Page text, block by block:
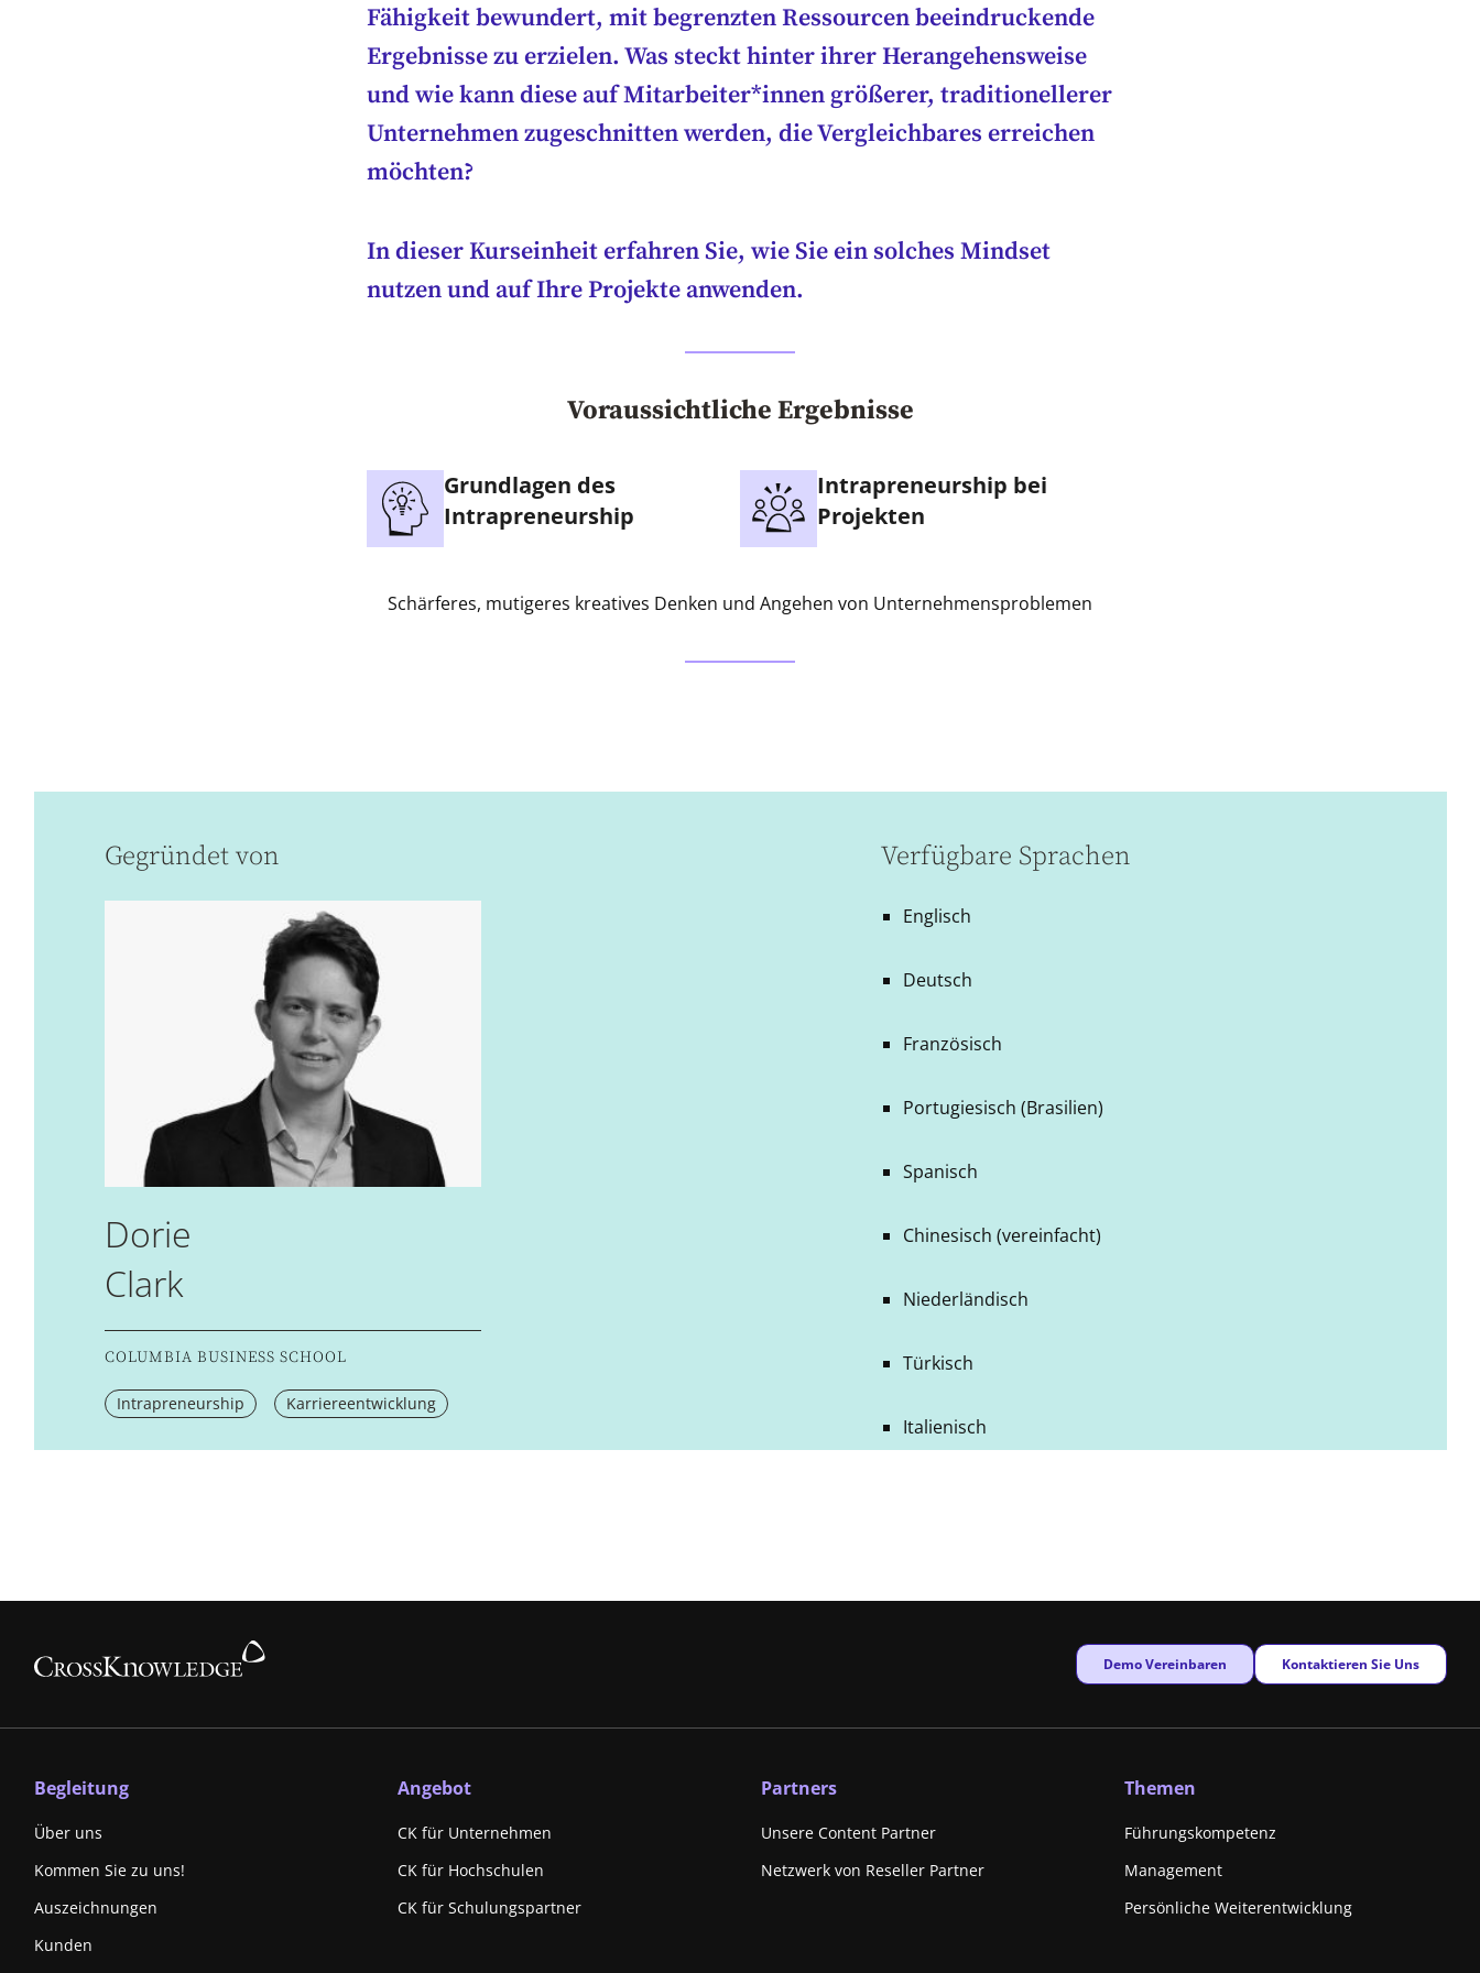
Fähigkeit bewundert, mit begrenzten Ressourcen beeindruckende
Ergebnisse zu erzielen. Was steckt hinter ihrer Herangehensweise
und wie kann diese auf Mitarbeiter*innen größerer, traditionellerer
Unternehmen zugeschnitten werden, die Vergleichbares erreichen
möchten?
In dieser Kurseinheit erfahren Sie, wie Sie ein solches Mindset
nutzen und auf Ihre Projekte anwenden.
Voraussichtliche Ergebnisse
Grundlagen des
Intrapreneurship
Intrapreneurship bei
Projekten
Schärferes, mutigeres kreatives Denken und Angehen von Unternehmensproblemen
Gegründet von
Dorie
Clark
COLUMBIA BUSINESS SCHOOL
Intrapreneurship Karriereentwicklung
Verfügbare Sprachen
Englisch
Deutsch
Französisch
Portugiesisch (Brasilien)
Spanisch
Chinesisch (vereinfacht)
Niederländisch
Türkisch
Italienisch
New window
Demo Vereinbaren New window
Kontaktieren Sie Uns
Begleitung
Über uns
Kommen Sie zu uns!
Auszeichnungen
Kunden
Angebot
CK für Unternehmen
CK für Hochschulen
CK für Schulungspartner
Partners
Unsere Content Partner
Netzwerk von Reseller Partner
Themen
Führungskompetenz
Management
Persönliche Weiterentwicklung